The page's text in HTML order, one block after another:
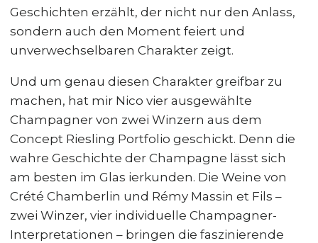
Geschichten erzählt, der nicht nur den Anlass,
sondern auch den Moment feiert und
unverwechselbaren Charakter zeigt.
Und um genau diesen Charakter greifbar zu
machen, hat mir Nico vier ausgewählte
Champagner von zwei Winzern aus dem
Concept Riesling Portfolio geschickt. Denn die
wahre Geschichte der Champagne lässt sich
am besten im Glas ierkunden. Die Weine von
Crété Chamberlin und Rémy Massin et Fils –
zwei Winzer, vier individuelle Champagner-
Interpretationen – bringen die faszinierende